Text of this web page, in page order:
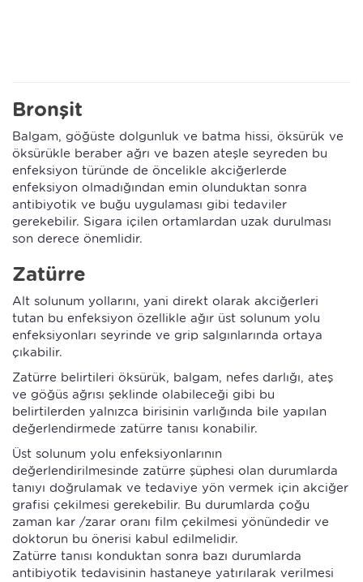
Bronşit
Balgam, göğüste dolgunluk ve batma hissi, öksürük ve
öksürükle beraber ağrı ve bazen ateşle seyreden bu
enfeksiyon türünde de öncelikle akciğerlerde
enfeksiyon olmadığından emin olunduktan sonra
antibiyotik ve buğu uygulaması gibi tedaviler
gerekebilir. Sigara içilen ortamlardan uzak durulması
son derece önemlidir.
Zatürre
Alt solunum yollarını, yani direkt olarak akciğerleri
tutan bu enfeksiyon özellikle ağır üst solunum yolu
enfeksiyonları seyrinde ve grip salgınlarında ortaya
çıkabilir.
Zatürre belirtileri öksürük, balgam, nefes darlığı, ateş
ve göğüs ağrısı şeklinde olabileceği gibi bu
belirtilerden yalnızca birisinin varlığında bile yapılan
değerlendirmede zatürre tanısı konabilir.
Üst solunum yolu enfeksiyonlarının
değerlendirilmesinde zatürre şüphesi olan durumlarda
tanıyı doğrulamak ve tedaviye yön vermek için akciğer
grafisi çekilmesi gerekebilir. Bu durumlarda çoğu
zaman kar /zarar oranı film çekilmesi yönündedir ve
doktorun bu önerisi kabul edilmelidir.
Zatürre tanısı konduktan sonra bazı durumlarda
antibiyotik tedavisinin hastaneye yatırılarak verilmesi